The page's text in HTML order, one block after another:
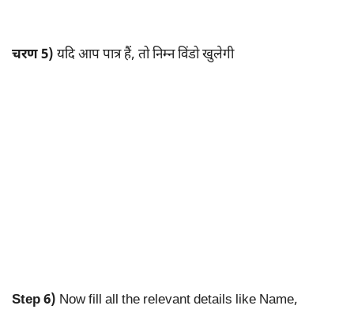
चरण 5) यदि आप पात्र हैं, तो निम्न विंडो खुलेगी
Step 6) Now fill all the relevant details like Name,